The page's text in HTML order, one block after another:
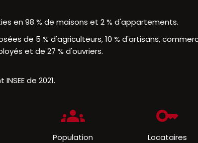
en 98 % de maisons et 2 % d'appartements.
de 5 % d'agriculteurs, 10 % d'artisans,
et de 27 % d'ouvriers.
de 2021.
Population
Locataires